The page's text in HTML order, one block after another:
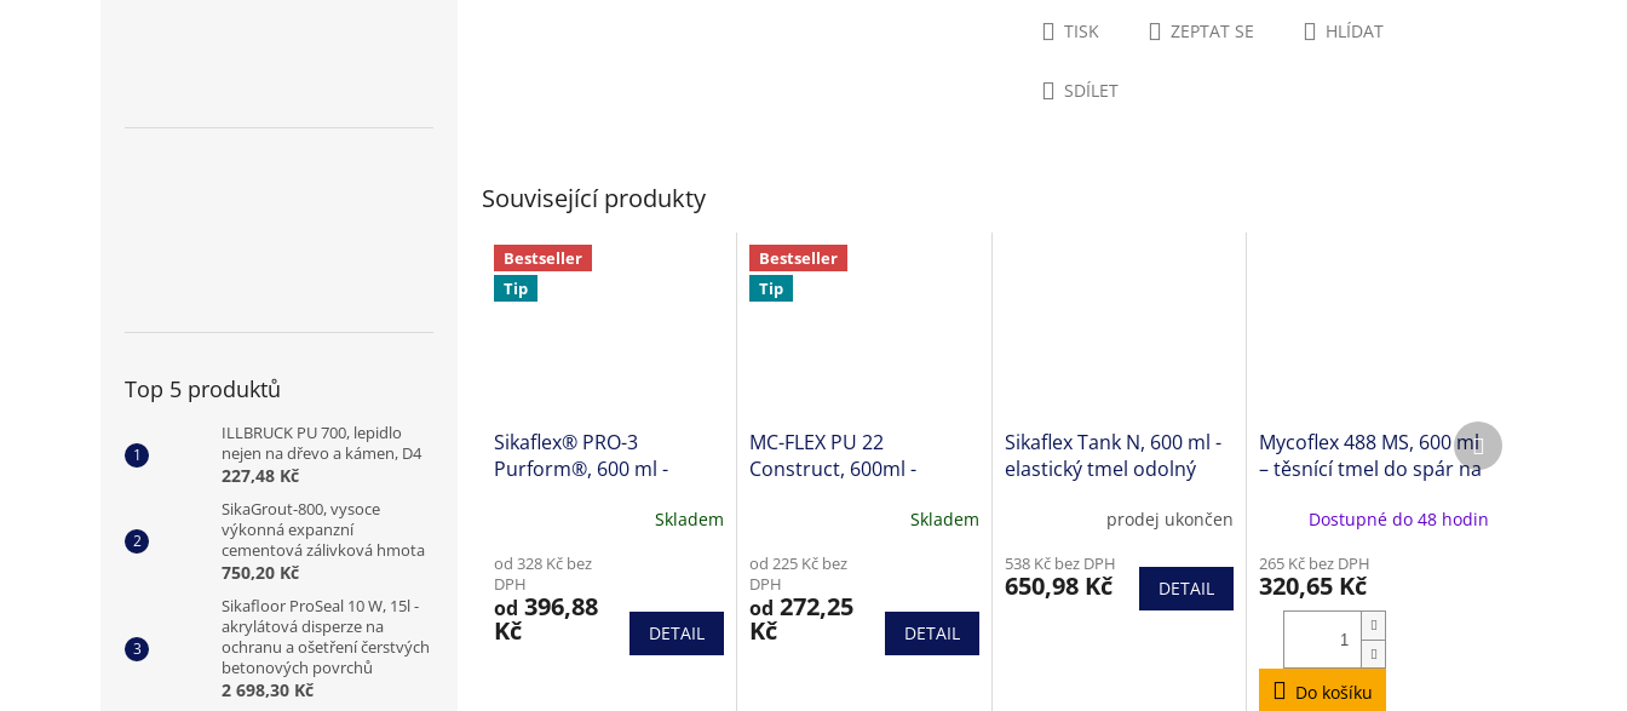
Top 5 produktů
ILLBRUCK PU 700, lepidlo
nejen na dřevo a kámen, D4
227,48 Kč
SikaGrout-800, vysoce
výkonná expanzní
cementová zálivková hmota
750,20 Kč
Sikafloor ProSeal 10 W, 15l -
akrylátová disperze na
ochranu a ošetření čerstvých
betonových povrchů
2 698,30 Kč
TISK ZEPTAT SE HLÍDAT
SDÍLET
Související produkty
Bestseller
Tip
Sikaflex® PRO-3
Purform®, 600 ml -
spáry ve stavebnictví.
mechanická odolnost.
Skladem
od 328 Kč bez
DPH
od 396,88
Kč DETAIL
Bestseller
Tip
MC-FLEX PU 22
Construct, 600ml -
chemicky a mechanicky
Skladem
od 225 Kč bez
DPH
od 272,25
Kč DETAIL
Sikaflex Tank N, 600 ml -
elastický tmel odolný
chemikáliímprodej ukončen
538 Kč bez DPH
650,98 Kč DETAIL
Mycoflex 488 MS, 600 ml
– těsnící tmel do spár na
Dostupné do 48 hodin
265 Kč bez DPH
320,65 Kč
Do košíku
Další
produkt